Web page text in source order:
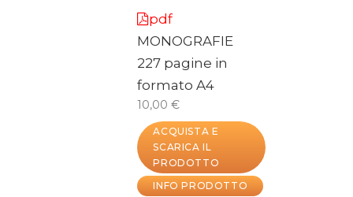
pdf
MONOGRAFIE
227 pagine in
formato A4
10,00 €
ACQUISTA E
SCARICA IL
PRODOTTO
INFO PRODOTTO